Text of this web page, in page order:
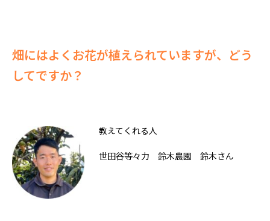
畑にはよくお花が植えられていますが、どう
してですか？
教えてくれる人
世田谷等々力 鈴木農園 鈴木さん